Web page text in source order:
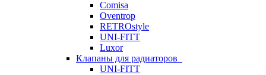
Comisa
Oventrop
RETROstyle
UNI-FITT
Luxor
Клапаны для радиаторов
UNI-FITT